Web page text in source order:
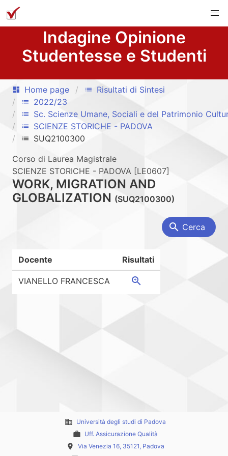
Indagine Opinione
Studentesse e Studenti
dashboard Home page list Risultati di Sintesi
list 2022/23
list Sc. Scienze Umane, Sociali e del Patrimonio
list SCIENZE STORICHE - PADOVA
list
SUQ2100300
Corso di Laurea Magistrale
SCIENZE STORICHE - PADOVA [LE0607]
WORK, MIGRATION AND
GLOBALIZATION (SUQ2100300)
search Cerca
Docente Risultati
VIANELLO FRANCESCA zoom_in
business Università degli studi di Padova
work Uff. Assicurazione Qualità
place Via Venezia 16, 35121, Padova